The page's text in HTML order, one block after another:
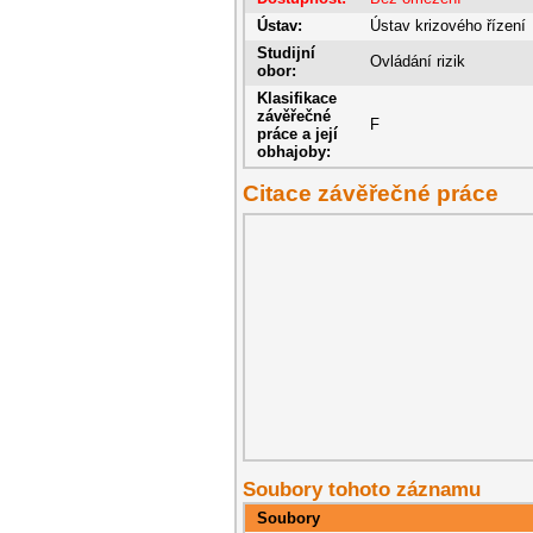
Ústav:
Ústav krizového řízení
Studijní
obor:
Ovládání rizik
Klasifikace
závěřečné
práce a její
obhajoby:
F
Citace závěřečné práce
Soubory tohoto záznamu
Soubory